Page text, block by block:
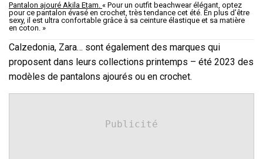
Pantalon ajouré Akila Etam. « Pour un outfit beachwear élégant, optez
pour ce pantalon évasé en crochet, très tendance cet été. En plus d’être
sexy, il est ultra confortable grâce à sa ceinture élastique et sa matière
en coton. »
Calzedonia, Zara… sont également des marques qui
proposent dans leurs collections printemps – été 2023 des
modèles de pantalons ajourés ou en crochet.
Publicité